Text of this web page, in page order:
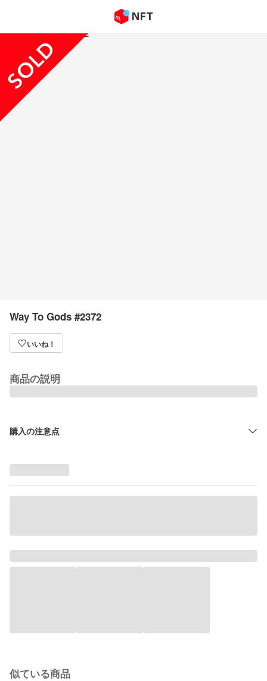
Way To Gods #2372
いいね！
商品の説明
購入の注意点
似ている商品